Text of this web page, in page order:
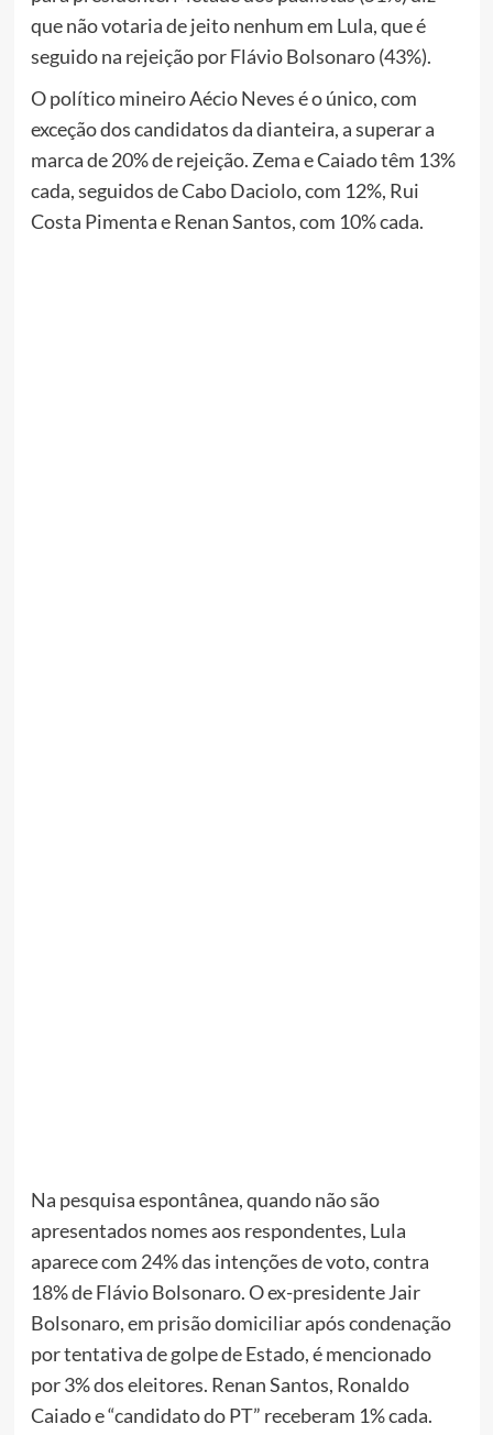
que não votaria de jeito nenhum em Lula, que é
seguido na rejeição por Flávio Bolsonaro (43%).
O político mineiro Aécio Neves é o único, com
exceção dos candidatos da dianteira, a superar a
marca de 20% de rejeição. Zema e Caiado têm 13%
cada, seguidos de Cabo Daciolo, com 12%, Rui
Costa Pimenta e Renan Santos, com 10% cada.
Na pesquisa espontânea, quando não são
apresentados nomes aos respondentes, Lula
aparece com 24% das intenções de voto, contra
18% de Flávio Bolsonaro. O ex-presidente Jair
Bolsonaro, em prisão domiciliar após condenação
por tentativa de golpe de Estado, é mencionado
por 3% dos eleitores. Renan Santos, Ronaldo
Caiado e “candidato do PT” receberam 1% cada.